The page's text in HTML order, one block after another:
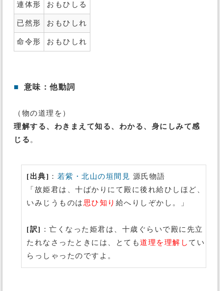
連体形 おもひしる
已然形 おもひしれ
命令形 おもひしれ
■ 意味：他動詞
（物の道理を）
理解する、わきまえて知る、わかる、身にしみて感
じる 。
[出典] ： 若紫・北山の垣間見 源氏物語
「故姫君は、十ばかりにて殿に後れ給ひしほど、
いみじうものは 思ひ知り 給へりしぞかし。」
[訳] ：亡くなった姫君は、十歳ぐらいで殿に先立
たれなさったときには、とても道理を理解してい
らっしゃったのですよ。